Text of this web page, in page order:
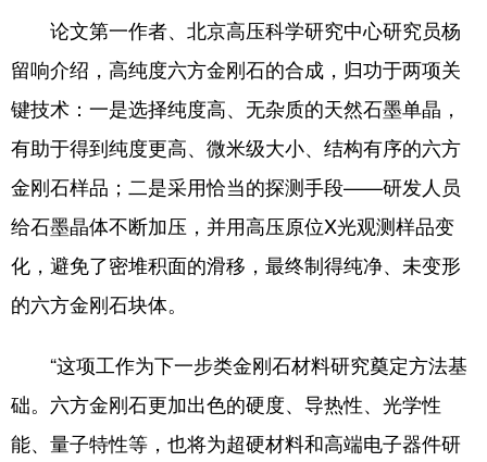
论文第一作者、北京高压科学研究中心研究员杨
留响介绍，高纯度六方金刚石的合成，归功于两项关
键技术：一是选择纯度高、无杂质的天然石墨单晶，
有助于得到纯度更高、微米级大小、结构有序的六方
金刚石样品；二是采用恰当的探测手段——研发人员
给石墨晶体不断加压，并用高压原位X光观测样品变
化，避免了密堆积面的滑移，最终制得纯净、未变形
的六方金刚石块体。
“这项工作为下一步类金刚石材料研究奠定方法基
础。六方金刚石更加出色的硬度、导热性、光学性
能、量子特性等，也将为超硬材料和高端电子器件研